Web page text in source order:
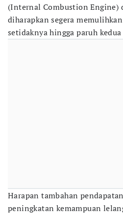
(Internal Combustion Engine)
diharapkan segera
setidaknya hingga paruh
Harapan tambahan
peningkatan kemampuan